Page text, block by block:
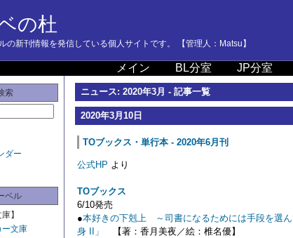
の杜
の新刊情報を発信している個人サイトです。 【管理人：Matsu】
メイン BL分室 JP分室
索
ダー
ベル
】
ー文庫
ニュース: 2020年3月 - 記事一覧
2020年3月10日
TOブックス・単行本 - 2020年6月刊
公式HP より
TOブックス
6/10発売
●本好きの下剋上 ～司書になるためには手段を選
身 II」
【著：香月美夜／絵：椎名優】